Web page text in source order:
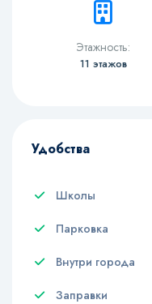
Этажность:
11 этажов
Удобства
Школы
Парковка
Внутри города
Заправки